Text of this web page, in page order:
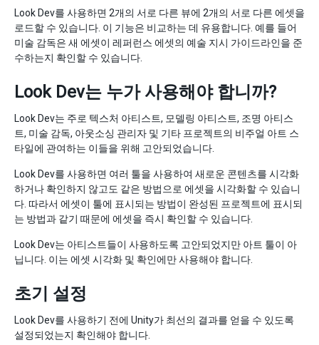
Look Dev를 사용하면 2개의 서로 다른 뷰에 2개의 서로 다른 에셋을
로드할 수 있습니다. 이 기능은 비교하는 데 유용합니다. 예를 들어
미술 감독은 새 에셋이 레퍼런스 에셋의 예술 지시 가이드라인을 준
수하는지 확인할 수 있습니다.
Look Dev는 누가 사용해야 합니까?
Look Dev는 주로 텍스처 아티스트, 모델링 아티스트, 조명 아티스
트, 미술 감독, 아웃소싱 관리자 및 기타 프로젝트의 비주얼 아트 스
타일에 관여하는 이들을 위해 고안되었습니다.
Look Dev를 사용하면 여러 툴을 사용하여 새로운 콘텐츠를 시각화
하거나 확인하지 않고도 같은 방법으로 에셋을 시각화할 수 있습니
다. 따라서 에셋이 툴에 표시되는 방법이 완성된 프로젝트에 표시되
는 방법과 같기 때문에 에셋을 즉시 확인할 수 있습니다.
Look Dev는 아티스트들이 사용하도록 고안되었지만 아트 툴이 아
닙니다. 이는 에셋 시각화 및 확인에만 사용해야 합니다.
초기 설정
Look Dev를 사용하기 전에 Unity가 최선의 결과를 얻을 수 있도록
설정되었는지 확인해야 합니다.